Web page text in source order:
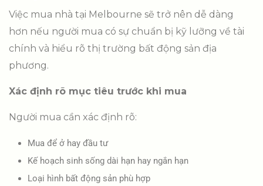
Việc mua nhà tại Melbourne sẽ trở nên dễ dàng
hơn nếu người mua có sự chuẩn bị kỹ lưỡng về tài
chính và hiểu rõ thị trường bất động sản địa
phương.
Xác định rõ mục tiêu trước khi mua
Người mua cần xác định rõ:
Mua để ở hay đầu tư
Kế hoạch sinh sống dài hạn hay ngắn hạn
Loại hình bất động sản phù hợp